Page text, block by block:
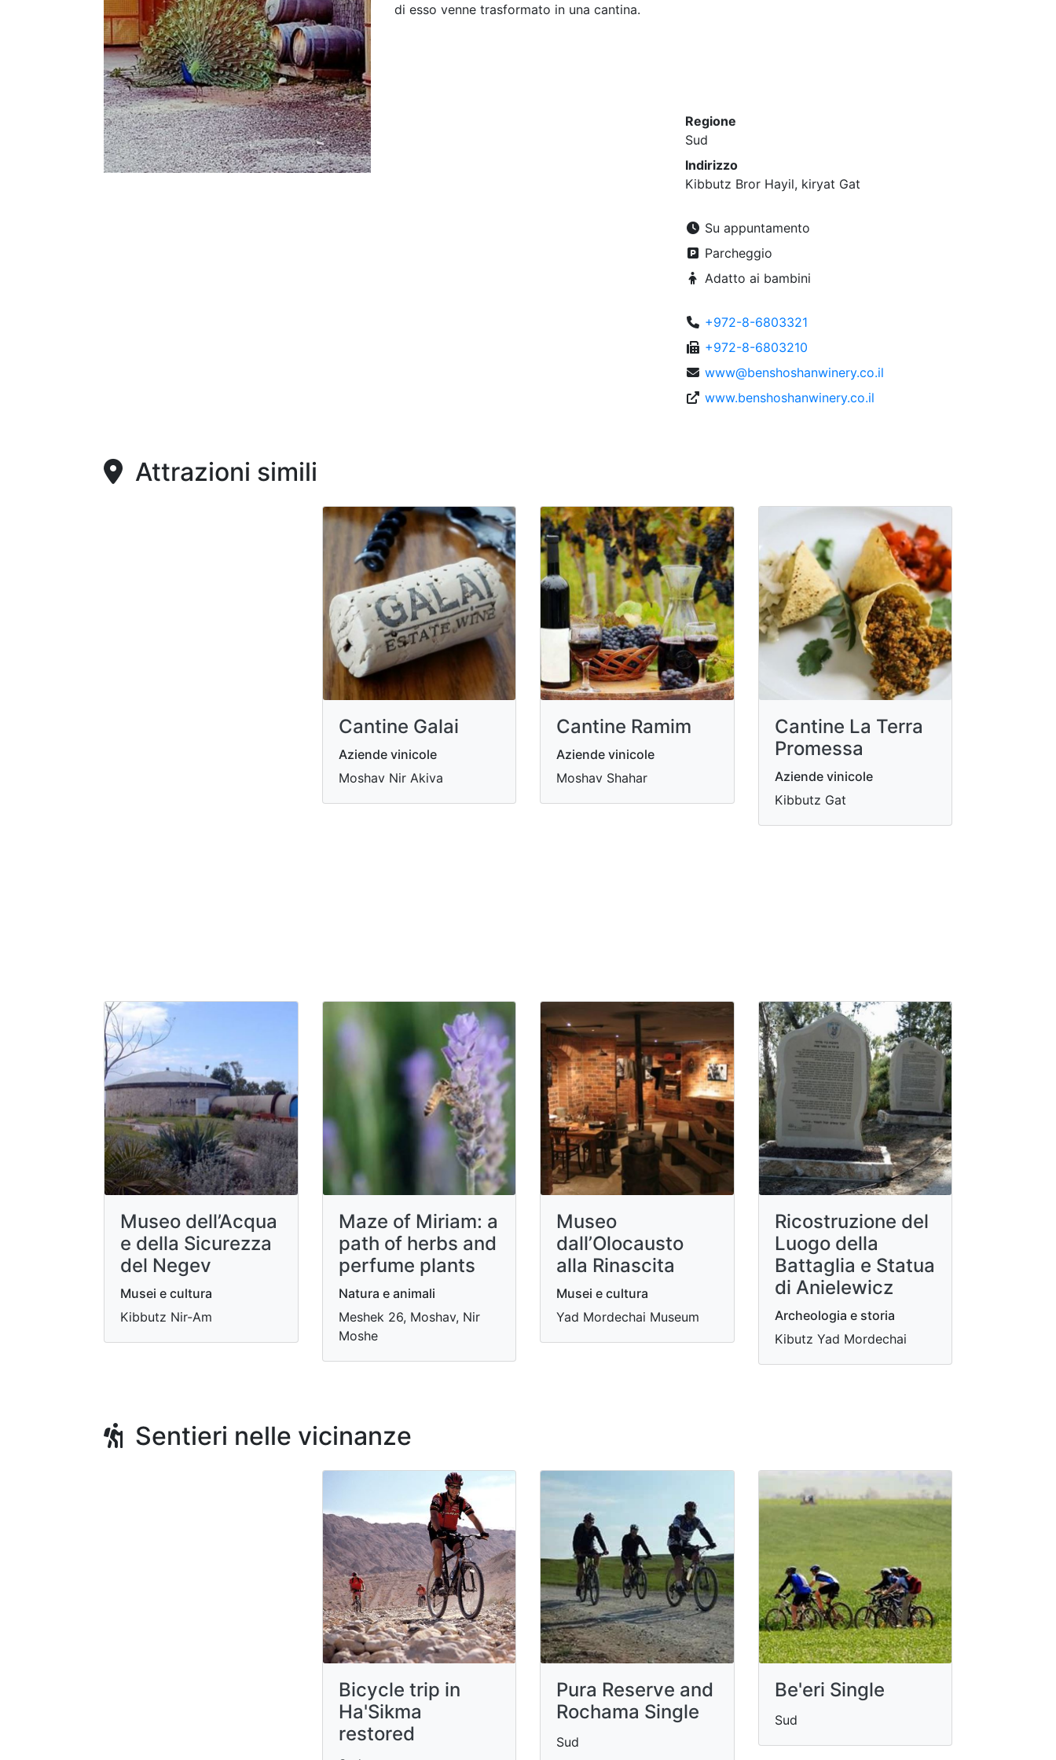
di esso venne trasformato in una cantina.
Regione
Sud
Indirizzo
Kibbutz Bror Hayil, kiryat Gat
Su appuntamento
Parcheggio
Adatto ai bambini
+972-8-6803321
+972-8-6803210
www@benshoshanwinery.co.il
www.benshoshanwinery.co.il
Attrazioni simili
Cantine Galai
Aziende vinicole
Moshav Nir Akiva
Cantine Ramim
Aziende vinicole
Moshav Shahar
Cantine La Terra
Promessa
Aziende vinicole
Kibbutz Gat
Museo dell’Acqua
e della Sicurezza
del Negev
Musei e cultura
Kibbutz Nir-Am
Maze of Miriam: a
path of herbs and
perfume plants
Natura e animali
Meshek 26, Moshav, Nir
Moshe
Museo
dall’Olocausto
alla Rinascita
Musei e cultura
Yad Mordechai Museum
Ricostruzione del
Luogo della
Battaglia e Statua
di Anielewicz
Archeologia e storia
Kibutz Yad Mordechai
Sentieri nelle vicinanze
Bicycle trip in
Ha'Sikma
restored
Pura Reserve and
Rochama Single
Sud
Be'eri Single
Sud